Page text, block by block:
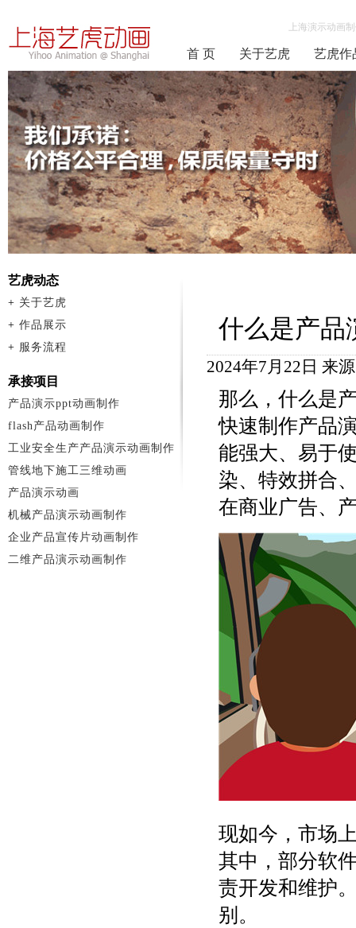
上海演示动画
首 页 关于艺虎 艺虎作
什么是产品
2024年7月22日 来
那么，什么是
快速制作产品
能强大、易于
染、特效拼合
在商业广告、
现如今，市场
其中，部分软
责开发和维护
别。
艺虎动态
+ 关于艺虎
+ 作品展示
+ 服务流程
承接项目
产品演示ppt动画制作
flash产品动画制作
工业安全生产产品演示动画制作
管线地下施工三维动画
产品演示动画
机械产品演示动画制作
企业产品宣传片动画制作
二维产品演示动画制作